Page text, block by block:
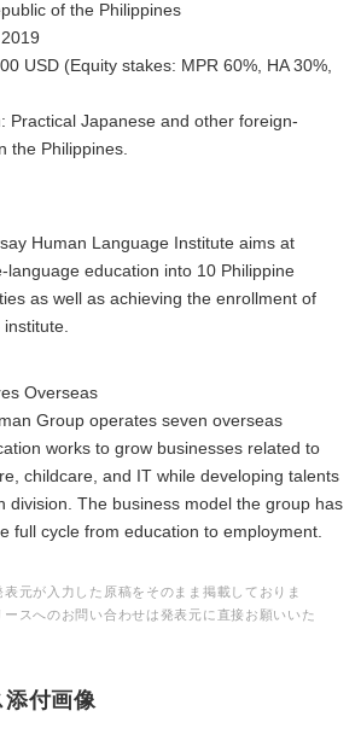
of the Philippines
USD (Equity stakes: MPR 60%, HA 30%,
Practical Japanese and other foreign-
the Philippines.
Human Language Institute aims at
language education into 10 Philippine
as well as achieving the enrollment of
Overseas
Group operates seven overseas
works to grow businesses related to
childcare, and IT while developing talents
division. The business model the group has
full cycle from education to employment.
元が入力した原稿をそのまま掲載しておりま
スへのお問い合わせは発表元に直接お願いいた
添付画像